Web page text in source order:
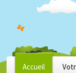
Accueil